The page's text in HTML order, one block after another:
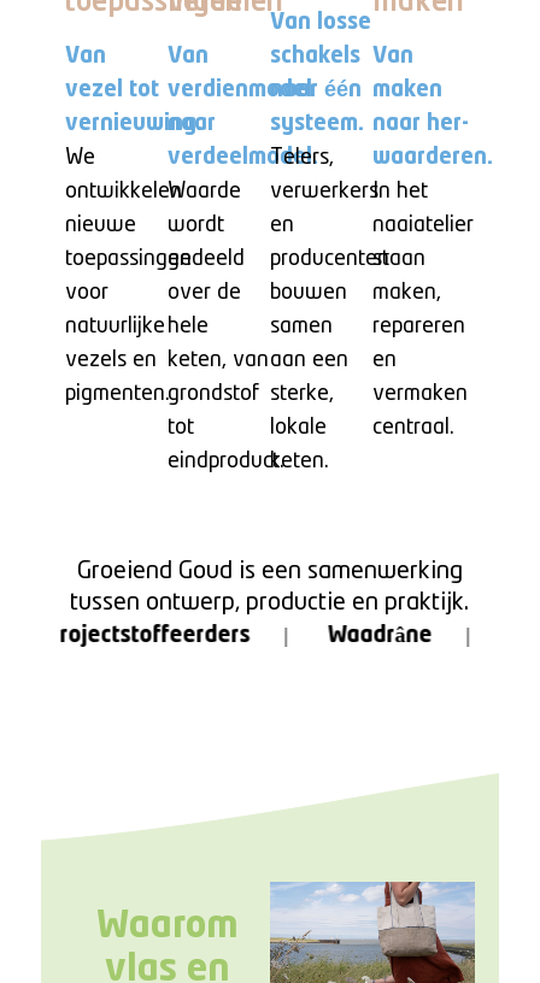
Van
vezel tot
vernieuwing.
We
ontwikkelen
nieuwe
toepassingen
voor
natuurlijke
vezels en
pigmenten.
Van
verdienmodel
naar
verdeelmodel.
Waarde
wordt
gedeeld
over de
hele
keten, van
grondstof
tot
eindproduct.
Van losse
schakels
naar één
systeem.
Telers,
verwerkers
en
producenten
bouwen
samen
aan een
sterke,
lokale
keten.
Van
maken
naar her-
waarderen.
In het
naaiatelier
staan
maken,
repareren
en
vermaken
centraal.
Groeiend Goud is een samenwerking
tussen ontwerp, productie en praktijk.
Waadrâne Dokkumer
Waarom
vlas en